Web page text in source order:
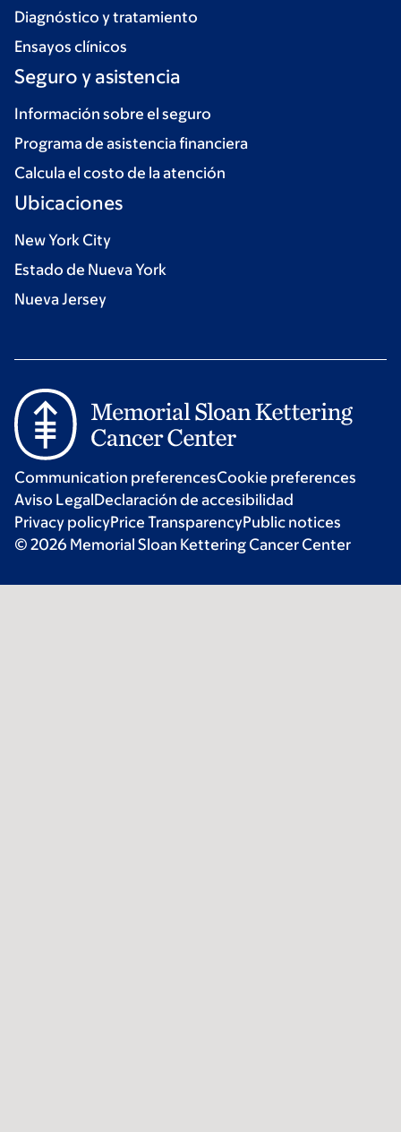
Diagnóstico y tratamiento
Ensayos clínicos
Seguro y asistencia
Información sobre el seguro
Programa de asistencia financiera
Calcula el costo de la atención
Ubicaciones
New York City
Estado de Nueva York
Nueva Jersey
Communication preferencesCookie preferences
Aviso LegalDeclaración de accesibilidad
Privacy policyPrice TransparencyPublic notices
© 2026 Memorial Sloan Kettering Cancer Center